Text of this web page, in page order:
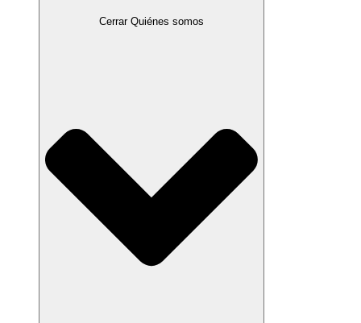
Cerrar Quiénes somos